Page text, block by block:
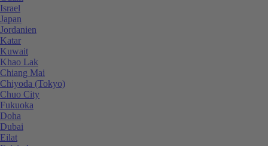
Israel
Japan
Jordanien
Katar
Kuwait
Khao Lak
Chiang Mai
Chiyoda (Tokyo)
Chuo City
Fukuoka
Doha
Dubai
Eilat